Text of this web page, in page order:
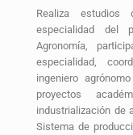
Realiza
especialidad del
Agronomía,
especialidad,
ingeniero
proyectos
industrialización de
Sistema de